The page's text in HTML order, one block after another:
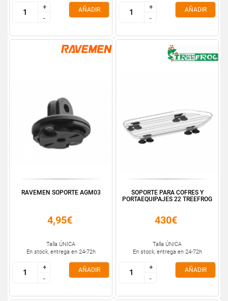
+
-
+
-
AÑADIR
+
-
+
-
AÑADIR
RAVEMEN SOPORTE AGM03
4,95€
Talla ÚNICA
En stock, entrega en 24-72h
+
-
+
-
AÑADIR
SOPORTE PARA COFRES Y
PORTAEQUIPAJES 22 TREEFROG
430€
Talla ÚNICA
En stock, entrega en 24-72h
+
-
+
-
AÑADIR